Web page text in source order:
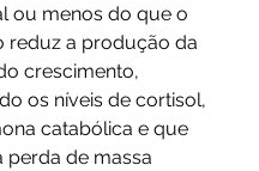
ou menos do que o
reduz a produção da
crescimento,
os níveis de cortisol,
catabólica e que
perda de massa